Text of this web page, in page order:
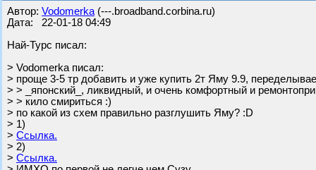
Автор: Vodomerka (---.broadband.corbina.ru)
Дата: 22-01-18 04:49
Най-Турс писал:
> Vodomerka писал:
> проще 3-5 тр добавить и уже купить 2т Яму 9.9,
> > _японский_, ликвидный, и очень комфортный и
> > кило смириться :)
> по какой из схем правильно разглушить Яму? :D
> 1)
> Ссылка.
> 2)
> Ссылка.